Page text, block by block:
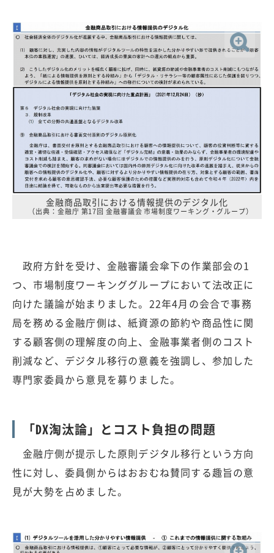
金融商品取引における情報提供のデジタル化
（出典：金融庁 第17回 金融審議会 市場制度ワーキング・グループ）
政府方針を受け、金融審議会傘下の作業部会の1
つ、市場制度ワーキンググループにおいて法改正に
向けた議論が始まりました。22年4月の会合で事務
局を務める金融庁側は、紙資源の節約や商品性に関
する顧客側の理解度の向上、金融事業者側のコスト
削減など、デジタル移行の意義を強調し、参加した
専門家委員から意見を募りました。
「DX淘汰論」とコスト負担の問題
金融庁側が提示した原則デジタル移行という方向
性に対し、委員側からはおおむね賛同する趣旨の意
見が大勢を占めました。